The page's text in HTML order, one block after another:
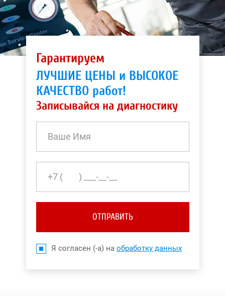
Гарантируем
ЛУЧШИЕ ЦЕНЫ и ВЫСОКОЕ
КАЧЕСТВО работ!
Записывайся на диагностику
ОТПРАВИТЬ
Я согласен (-а) на обработку данных